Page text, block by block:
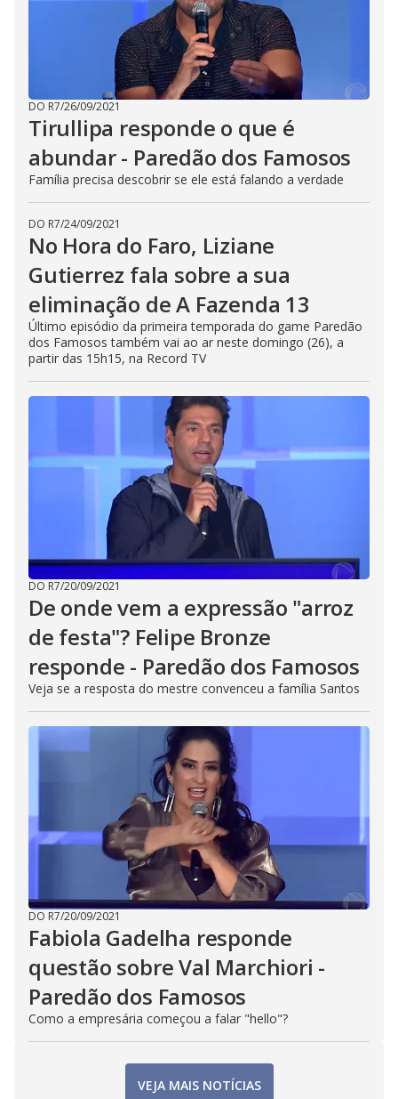
DO R7/26/09/2021
Tirullipa responde o que é
abundar - Paredão dos Famosos
Família precisa descobrir se ele está falando a verdade
DO R7/24/09/2021
No Hora do Faro, Liziane
Gutierrez fala sobre a sua
eliminação de A Fazenda 13
Último episódio da primeira temporada do game Paredão
dos Famosos também vai ao ar neste domingo (26), a
partir das 15h15, na Record TV
DO R7/20/09/2021
De onde vem a expressão "arroz
de festa"? Felipe Bronze
responde - Paredão dos Famosos
Veja se a resposta do mestre convenceu a família Santos
DO R7/20/09/2021
Fabiola Gadelha responde
questão sobre Val Marchiori -
Paredão dos Famosos
Como a empresária começou a falar "hello"?
VEJA MAIS NOTÍCIAS